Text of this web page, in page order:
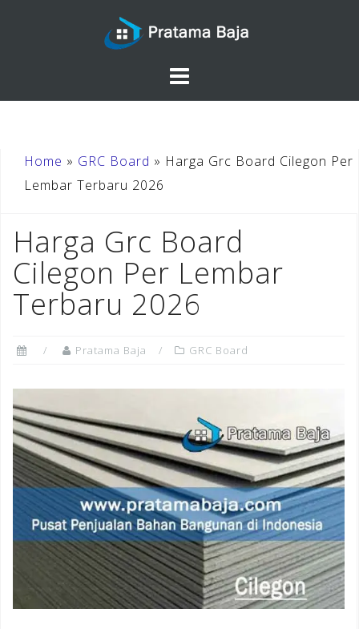
Home » GRC Board » Harga Grc Board Cilegon Per
Lembar Terbaru 2026
Harga Grc Board
Cilegon Per Lembar
Terbaru 2026
Pratama Baja GRC Board